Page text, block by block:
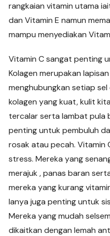
rangkaian vitamin utama
dan Vitamin E namun
mampu menyediakan
Vitamin C sangat penting
Kolagen merupakan
menghubungkan setiap
kolagen yang kuat, kulit
tercalar serta lambat pula
penting untuk pembuluh
rosak atau pecah. Vitamin
stress. Mereka yang
merajuk , panas baran
mereka yang kurang
Ianya juga penting untuk
Mereka yang mudah
dikaitkan dengan lemah